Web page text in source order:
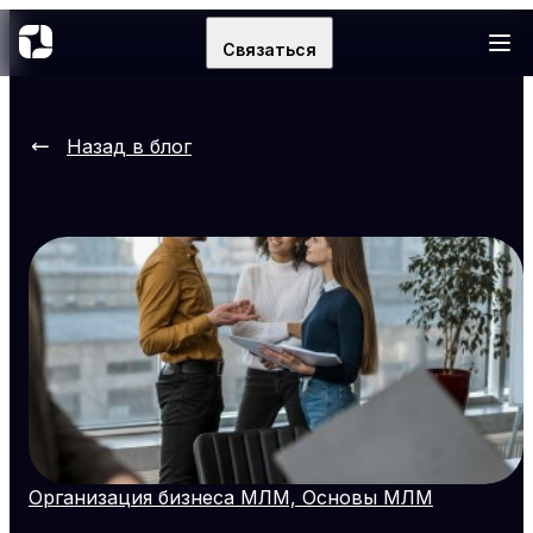
Связаться
Назад в блог
Организация бизнеса МЛМ, Основы МЛМ